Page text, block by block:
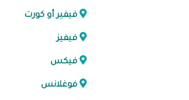
فيفير أو كورت
فيفيز
فيكس
فوغلانس